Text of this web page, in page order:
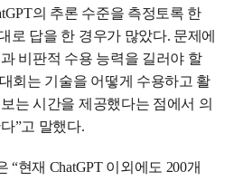
의 추론 수준을 측정토록 한
로 답을 한 경우가 많았다. 문제에
비판적 수용 능력을 길러야 할
회는 기술을 어떻게 수용하고 활
는 시간을 제공했다는 점에서 의
”고 말했다.
“현재 ChatGPT 이외에도 200개